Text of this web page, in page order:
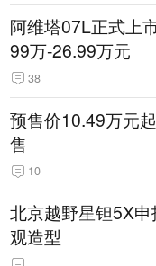
阿维塔07L正式上
99万-26.99万元
38
预售价10.49万元
售
10
北京越野星钽5X
观造型